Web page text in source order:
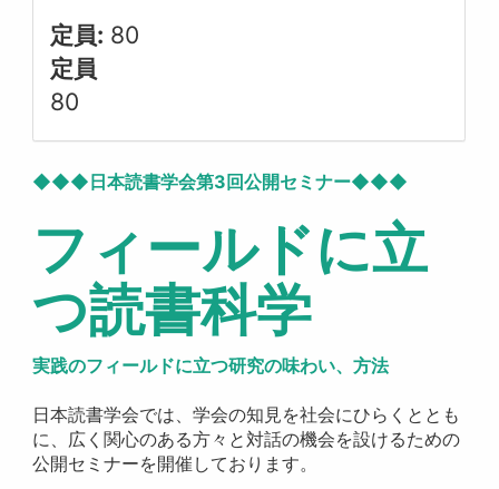
定員: 80
定員
80
◆◆◆日本読書学会第3回公開セミナー◆◆◆
フィールドに立
つ読書科学
実践のフィールドに立つ研究の味わい、方法
日本読書学会では、学会の知見を社会にひらくととも
に、広く関心のある方々と対話の機会を設けるための
公開セミナーを開催しております。